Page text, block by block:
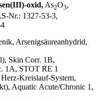
oxid, As2O3,
1327‑53‑3,
Arsenigsäureanhydrid,
Skin Corr. 1B,
1A, STOT RE 1
Kreislauf-System,
Aquatic Acute/Chronic 1,